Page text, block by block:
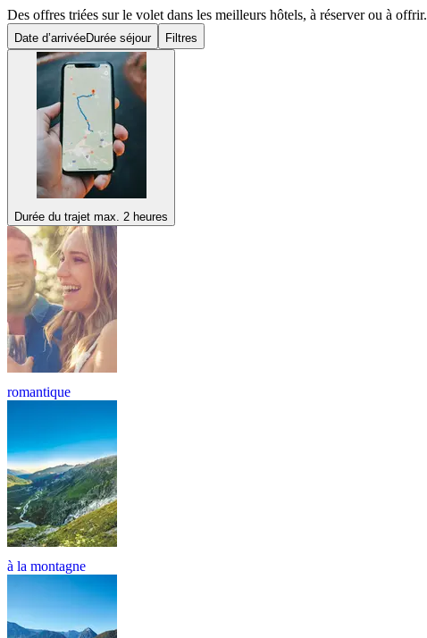
Des offres triées sur le volet dans les meilleurs hôtels, à réserver ou à offrir.
Date d’arrivéeDurée séjour Filtres
Durée du trajet max. 2 heures
romantique
à la montagne